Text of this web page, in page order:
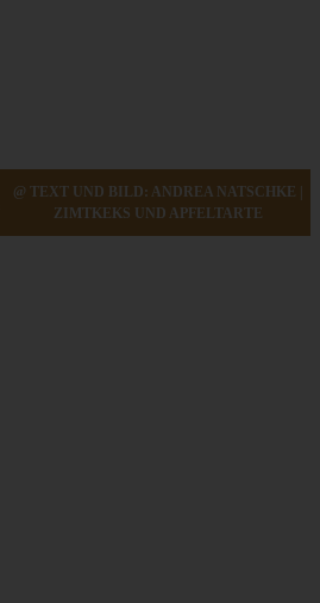
@ TEXT UND BILD: ANDREA NATSCHKE |
ZIMTKEKS UND APFELTARTE